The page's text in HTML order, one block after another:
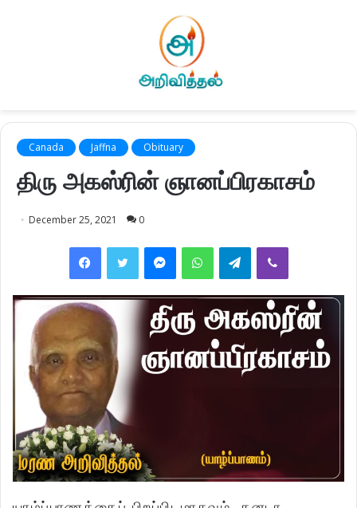
Canada Jaffna Obituary
திரு அகஸ்ரின் ஞானப்பிரகாசம்
December 25, 2021 0
FacebookTwitter MessengerWhatsAppTelegramViber